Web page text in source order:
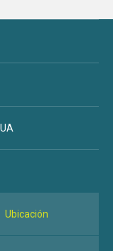
Ubicación